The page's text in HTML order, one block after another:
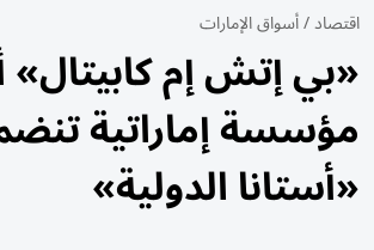
اقتصاد/أسواق الإمارات
«بي إتش إم
مؤسسة إماراتية
«أستانا الدولية»